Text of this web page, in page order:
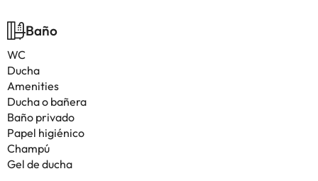
Baño
WC
Ducha
Amenities
Ducha o bañera
Baño privado
Papel higiénico
Champú
Gel de ducha